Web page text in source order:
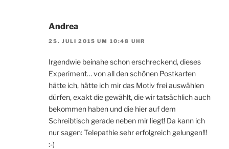
Andrea
25. JULI 2015 UM 10:48 UHR
Irgendwie beinahe schon erschreckend, dieses
Experiment… von all den schönen Postkarten
hätte ich, hätte ich mir das Motiv frei auswählen
dürfen, exakt die gewählt, die wir tatsächlich auch
bekommen haben und die hier auf dem
Schreibtisch gerade neben mir liegt! Da kann ich
nur sagen: Telepathie sehr erfolgreich gelungen!!!
:-)